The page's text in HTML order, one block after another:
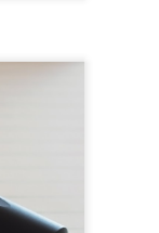
sous le
premier qui me dit
n’y a qu’un pas